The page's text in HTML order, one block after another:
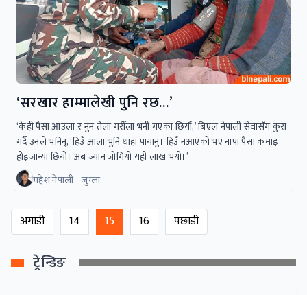
‘सरखार हाम्मालेखी पुनि रछ…’
‘केही पैसा आउला र नुन तेला गरौँला भनी गएका छियौं,’ बिएल नेपाली सेवासँग कुरा
गर्दै उनले भनिन्, ‘हिउँ आला भुनि थाहा पायानु। हिउँ नआएको भए नापा पैसा कमाइ
होइजान्या छियो। अब ज्यान जोगियो यही लाख भयो।’
महेश नेपाली - जुम्ला
अगाडी 14 15 16 पछाडी
ट्रेन्डिङ